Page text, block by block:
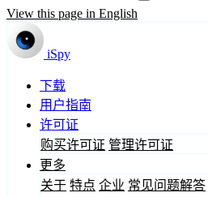
View this page in English
iSpy
下载
用户指南
许可证
购买许可证 管理许可证
更多
关于 特点 企业 常见问题解答